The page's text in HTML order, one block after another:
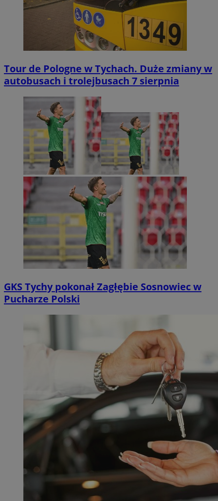
Tour de Pologne w Tychach. Duże zmiany w
autobusach i trolejbusach 7 sierpnia
GKS Tychy pokonał Zagłębie Sosnowiec w
Pucharze Polski